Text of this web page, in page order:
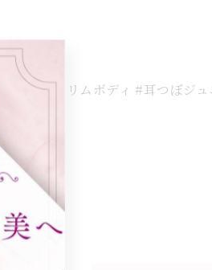
康 #スリムボディ #耳つぼジュ